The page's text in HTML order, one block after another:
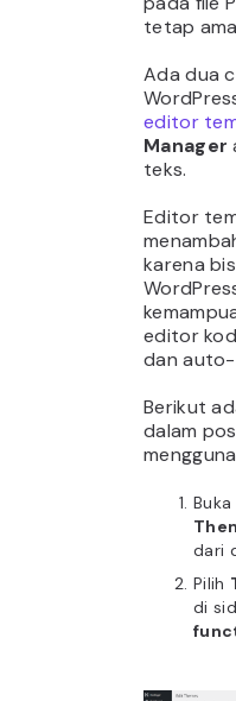
tetap
Ada dua
editor
Manager
teks.
Editor
karena
editor
dan
Berikut
dalam
Buka
dari
Pilih
di